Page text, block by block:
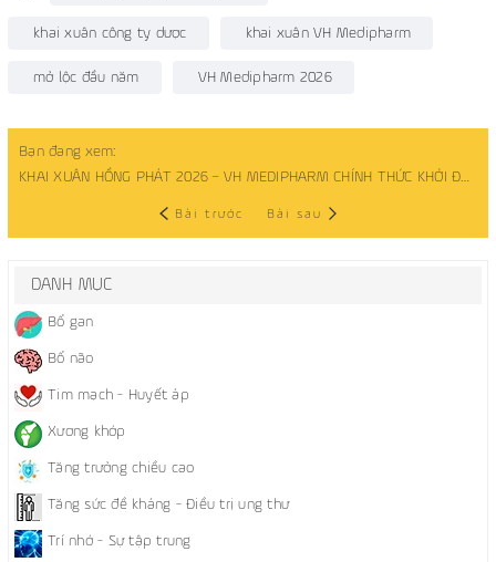
khai xuân công ty dược khai xuân VH Medipharm
mở lộc đầu năm VH Medipharm 2026
Bạn đang xem:
KHAI XUÂN HỒNG PHÁT 2026 – VH MEDIPHARM CHÍNH THỨC KHỞI ĐỘNG NĂM MỚI
Bài trước Bài sau
DANH MỤC
Bổ gan
Bổ não
Tim mạch - Huyết áp
Xương khớp
Tăng trưởng chiều cao
Tăng sức đề kháng - Điều trị ung thư
Trí nhớ - Sự tập trung